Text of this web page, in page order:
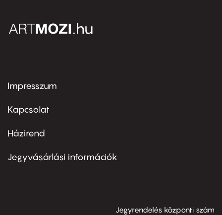
Footer
first
Impresszum
Kapcsolat
Footer
second
Házirend
Jegyvásárlási információk
Jegyrendelés központi szám